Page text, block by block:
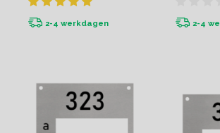
2-4 werkdagen 2-4